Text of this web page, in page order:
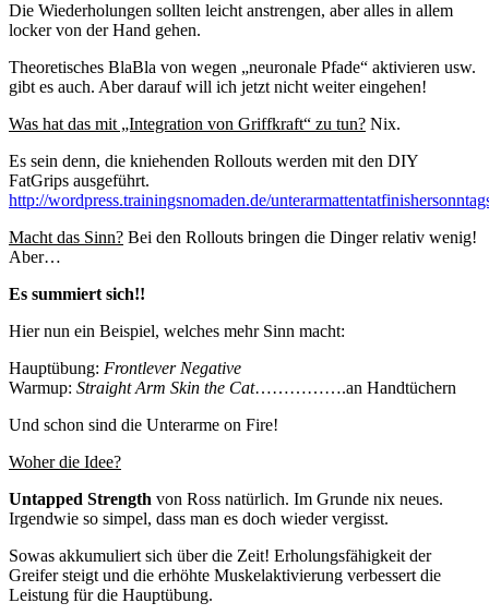
Die Wiederholungen sollten leicht anstrengen, aber alles in allem
locker von der Hand gehen.
Theoretisches BlaBla von wegen „neuronale Pfade“ aktivieren usw.
gibt es auch. Aber darauf will ich jetzt nicht weiter eingehen!
Was hat das mit „Integration von Griffkraft“ zu tun? Nix.
Es sein denn, die kniehenden Rollouts werden mit den DIY
FatGrips ausgeführt.
http://wordpress.trainingsnomaden.de/
Macht das Sinn? Bei den Rollouts bringen die Dinger relativ wenig!
Aber…
Es summiert sich!!
Hier nun ein Beispiel, welches mehr Sinn macht:
Hauptübung: Frontlever Negative
Warmup: Straight Arm Skin the Cat…………….an Handtüchern
Und schon sind die Unterarme on Fire!
Woher die Idee?
Untapped Strength von Ross natürlich. Im Grunde nix neues.
Irgendwie so simpel, dass man es doch wieder vergisst.
Sowas akkumuliert sich über die Zeit! Erholungsfähigkeit der
Greifer steigt und die erhöhte Muskelaktivierung verbessert die
Leistung für die Hauptübung.